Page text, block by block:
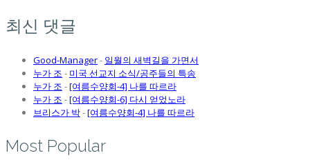
최신 댓글
Good-Manager- 일월의 새벽길을 가면서
누가 조 - 미국 선교지 소식/공주들의 특송
누가 조 -[여름수양회-4] 나를 따르라
누가 조 -[여름수양회-6] 다시 얻었노라
브리스가 박-[여름수양회-4] 나를 따르라
Most Popular